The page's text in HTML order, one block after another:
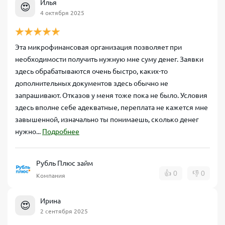
Шаг 3. Подписание договора.
кабинете отобразятся условия договора микрозайма. Вам
кабинете для подтверждения согласия с договором. Такая
подпись и имеет юридическую силу.
договора деньги практически мгновенно перечисляются на
вашу банковскую карту. Обычно средства поступают в течение
нескольких минут.Рубль Плюс займ онлайн заявкаустраняет
выдачи происходит через интернет.
Совет от эксперта:
банковская карта именная и принадлежит вам (МФО переводит
деньги только на карту заемщика). Карта должна быть
😍 Илья
4 октября 2025
Эта микрофинансовая организация позволяет при
необходимости получить нужную мне суму денег. Заявки
здесь обрабатываются очень быстро, каких-то
дополнительных документов здесь обычно не
запрашивают. Отказов у меня тоже пока не было. Условия
здесь вполне себе адекватные, переплата не кажется мне
завышенной, изначально ты понимаешь, сколько денег
нужно... Подробнее
Рубль Плюс займ
Компания 👍 0 👎 0
😍 Ирина
2 сентября 2025